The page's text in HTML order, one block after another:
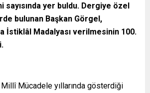
sayısında yer buldu. Dergiye özel
bulunan Başkan Görgel,
İstiklâl Madalyası verilmesinin 100.
Millî Mücadele yıllarında gösterdiği